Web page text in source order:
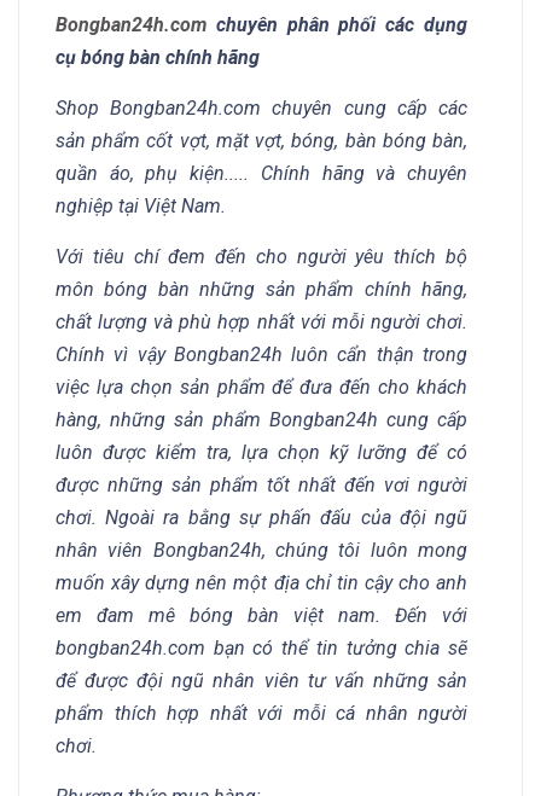
Bongban24h.com chuyên phân phối các dụng
cụ bóng bàn chính hãng
Shop Bongban24h.com chuyên cung cấp các
sản phẩm cốt vợt, mặt vợt, bóng, bàn bóng bàn,
quần áo, phụ kiện..... Chính hãng và chuyên
nghiệp tại Việt Nam.
Với tiêu chí đem đến cho người yêu thích bộ
môn bóng bàn những sản phẩm chính hãng,
chất lượng và phù hợp nhất với mỗi người chơi.
Chính vì vậy Bongban24h luôn cẩn thận trong
việc lựa chọn sản phẩm để đưa đến cho khách
hàng, những sản phẩm Bongban24h cung cấp
luôn được kiểm tra, lựa chọn kỹ lưỡng để có
được những sản phẩm tốt nhất đến vơi người
chơi. Ngoài ra bằng sự phấn đấu của đội ngũ
nhân viên Bongban24h, chúng tôi luôn mong
muốn xây dựng nên một địa chỉ tin cậy cho anh
em đam mê bóng bàn việt nam. Đến với
bongban24h.com bạn có thể tin tưởng chia sẽ
để được đội ngũ nhân viên tư vấn những sản
phẩm thích hợp nhất với mỗi cá nhân người
chơi.